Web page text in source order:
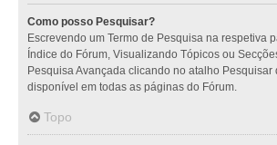
Como posso Pesquisar?
Escrevendo um Termo de Pesquisa na respetiva
Índice do Fórum, Visualizando Tópicos ou
Pesquisa Avançada clicando no atalho Pesquisar
disponível em todas as páginas do Fórum.
Topo